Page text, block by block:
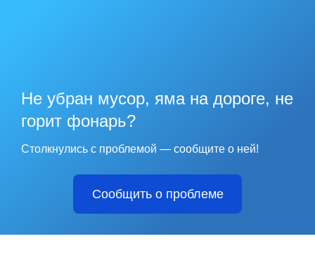
Не убран мусор, яма на дороге, не
горит фонарь?
Столкнулись с проблемой — сообщите о ней!
Сообщить о проблеме